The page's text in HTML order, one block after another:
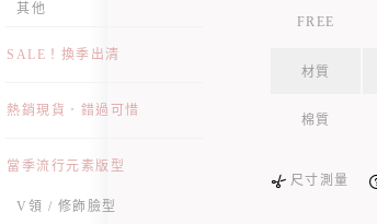
其他
SALE！換季出清
熱銷現貨．錯過可惜
當季流行元素版型
V領 / 修飾臉型
FREE
材質
棉質
尺寸測量